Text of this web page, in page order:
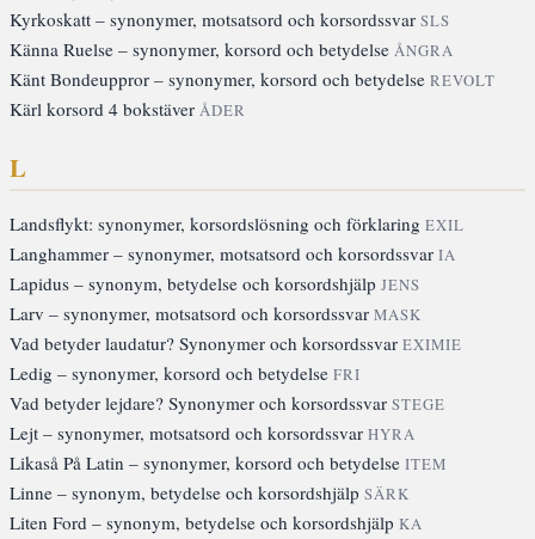
Kyrkoskatt – synonymer, motsatsord och korsordssvar SLS
Känna Ruelse – synonymer, korsord och betydelse ÅNGRA
Känt Bondeuppror – synonymer, korsord och betydelse REVOLT
Kärl korsord 4 bokstäver ÅDER
L
Landsflykt: synonymer, korsordslösning och förklaring EXIL
Langhammer – synonymer, motsatsord och korsordssvar IA
Lapidus – synonym, betydelse och korsordshjälp JENS
Larv – synonymer, motsatsord och korsordssvar MASK
Vad betyder laudatur? Synonymer och korsordssvar EXIMIE
Ledig – synonymer, korsord och betydelse FRI
Vad betyder lejdare? Synonymer och korsordssvar STEGE
Lejt – synonymer, motsatsord och korsordssvar HYRA
Likaså På Latin – synonymer, korsord och betydelse ITEM
Linne – synonym, betydelse och korsordshjälp SÄRK
Liten Ford – synonym, betydelse och korsordshjälp KA